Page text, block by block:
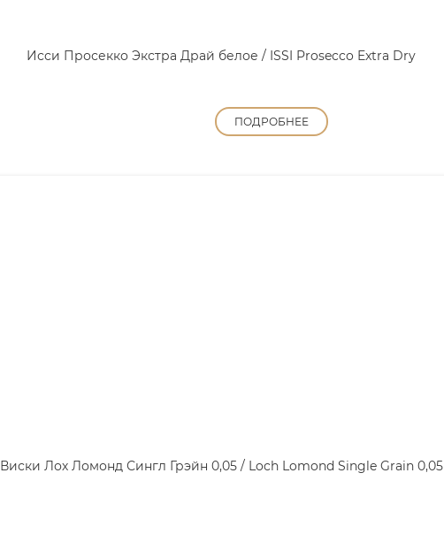
Исси Просекко Экстра Драй белое / ISSI Prosecco Extra Dry
ПОДРОБНЕЕ
Виски Лох Ломонд Сингл Грэйн 0,05 / Loch Lomond Single Grain 0,05